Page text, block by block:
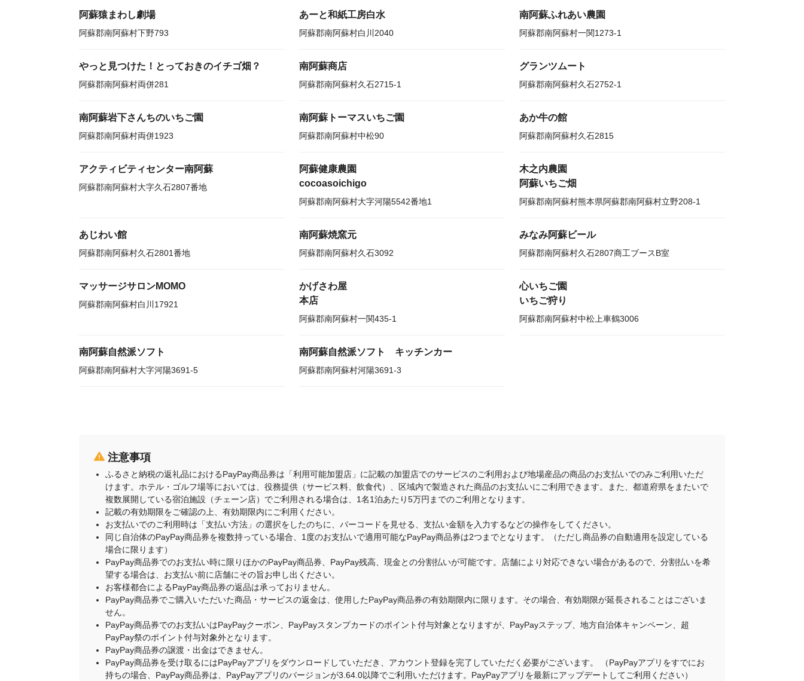
阿蘇猿まわし劇場
阿蘇郡南阿蘇村下野793
あーと和紙工房白水
阿蘇郡南阿蘇村白川2040
南阿蘇ふれあい農園
阿蘇郡南阿蘇村一関1273-1
やっと見つけた！とっておきのイチゴ畑？
阿蘇郡南阿蘇村両併281
南阿蘇商店
阿蘇郡南阿蘇村久石2715-1
グランツムート
阿蘇郡南阿蘇村久石2752-1
南阿蘇岩下さんちのいちご園
阿蘇郡南阿蘇村両併1923
南阿蘇トーマスいちご園
阿蘇郡南阿蘇村中松90
あか牛の館
阿蘇郡南阿蘇村久石2815
アクティビティセンター南阿蘇
阿蘇郡南阿蘇村大字久石2807番地
阿蘇健康農園
cocoasoichigo
阿蘇郡南阿蘇村大字河陽5542番地1
木之内農園
阿蘇いちご畑
阿蘇郡南阿蘇村熊本県阿蘇郡南阿蘇村立野208-1
あじわい館
阿蘇郡南阿蘇村久石2801番地
南阿蘇焼窯元
阿蘇郡南阿蘇村久石3092
みなみ阿蘇ビール
阿蘇郡南阿蘇村久石2807商工ブースB室
マッサージサロンMOMO
阿蘇郡南阿蘇村白川17921
かげさわ屋
本店
阿蘇郡南阿蘇村一関435-1
心いちご園
いちご狩り
阿蘇郡南阿蘇村中松上車鶴3006
南阿蘇自然派ソフト
阿蘇郡南阿蘇村大字河陽3691-5
南阿蘇自然派ソフト キッチンカー
阿蘇郡南阿蘇村河陽3691-3
注意事項
ふるさと納税の返礼品におけるPayPay商品券は「利用可能加盟店」に記載の加盟店でのサービスのご利用および地場産品の商品のお支払いでのみご利用いただ
けます。ホテル・ゴルフ場等においては、役務提供（サービス料、飲食代）、区域内で製造された商品のお支払いにご利用できます。また、都道府県をまたいで
複数展開している宿泊施設（チェーン店）でご利用される場合は、1名1泊あたり5万円までのご利用となります。
記載の有効期限をご確認の上、有効期限内にご利用ください。
お支払いでのご利用時は「支払い方法」の選択をしたのちに、バーコードを見せる、支払い金額を入力するなどの操作をしてください。
同じ自治体のPayPay商品券を複数持っている場合、1度のお支払いで適用可能なPayPay商品券は2つまでとなります。（ただし商品券の自動適用を設定している
場合に限ります）
PayPay商品券でのお支払い時に限りほかのPayPay商品券、PayPay残高、現金との分割払いが可能です。店舗により対応できない場合があるので、分割払いを希
望する場合は、お支払い前に店舗にその旨お申し出ください。
お客様都合によるPayPay商品券の返品は承っておりません。
PayPay商品券でご購入いただいた商品・サービスの返金は、使用したPayPay商品券の有効期限内に限ります。その場合、有効期限が延長されることはございま
せん。
PayPay商品券でのお支払いはPayPayクーポン、PayPayスタンプカードのポイント付与対象となりますが、PayPayステップ、地方自治体キャンペーン、超
PayPay祭のポイント付与対象外となります。
PayPay商品券の譲渡・出金はできません。
PayPay商品券を受け取るにはPayPayアプリをダウンロードしていただき、アカウント登録を完了していただく必要がございます。 （PayPayアプリをすでにお
持ちの場合、PayPay商品券は、PayPayアプリのバージョンが3.64.0以降でご利用いただけます。PayPayアプリを最新にアップデートしてご利用ください）